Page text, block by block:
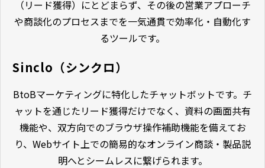
（リード獲得）にとどまらず、その後の営業アプローチ
や商談化のプロセスまでを一気通貫で効率化・自動化す
るツールです。
Sinclo（シンクロ）
BtoBマーケティングに特化したチャットボットです。チ
ャットを通じたリード獲得だけでなく、資料の画面共有
機能や、双方向でのブラウザ操作補助機能を備えてお
り、Webサイト上での簡易的なオンライン商談・製品説
明へとシームレスに繋げられます。